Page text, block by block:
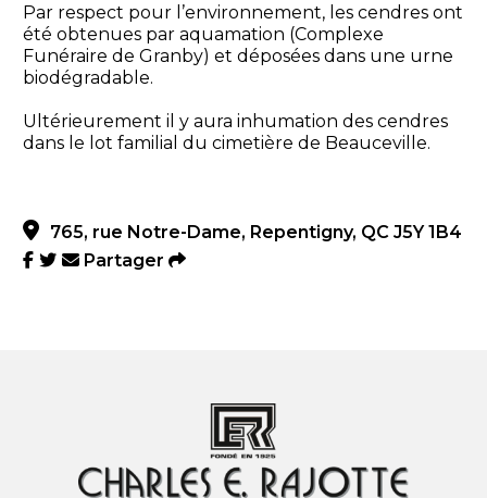
Par respect pour l’environnement, les cendres ont
été obtenues par aquamation (Complexe
Funéraire de Granby) et déposées dans une urne
biodégradable.
Ultérieurement il y aura inhumation des cendres
dans le lot familial du cimetière de Beauceville.
765, rue Notre-Dame, Repentigny, QC J5Y 1B4
Partager